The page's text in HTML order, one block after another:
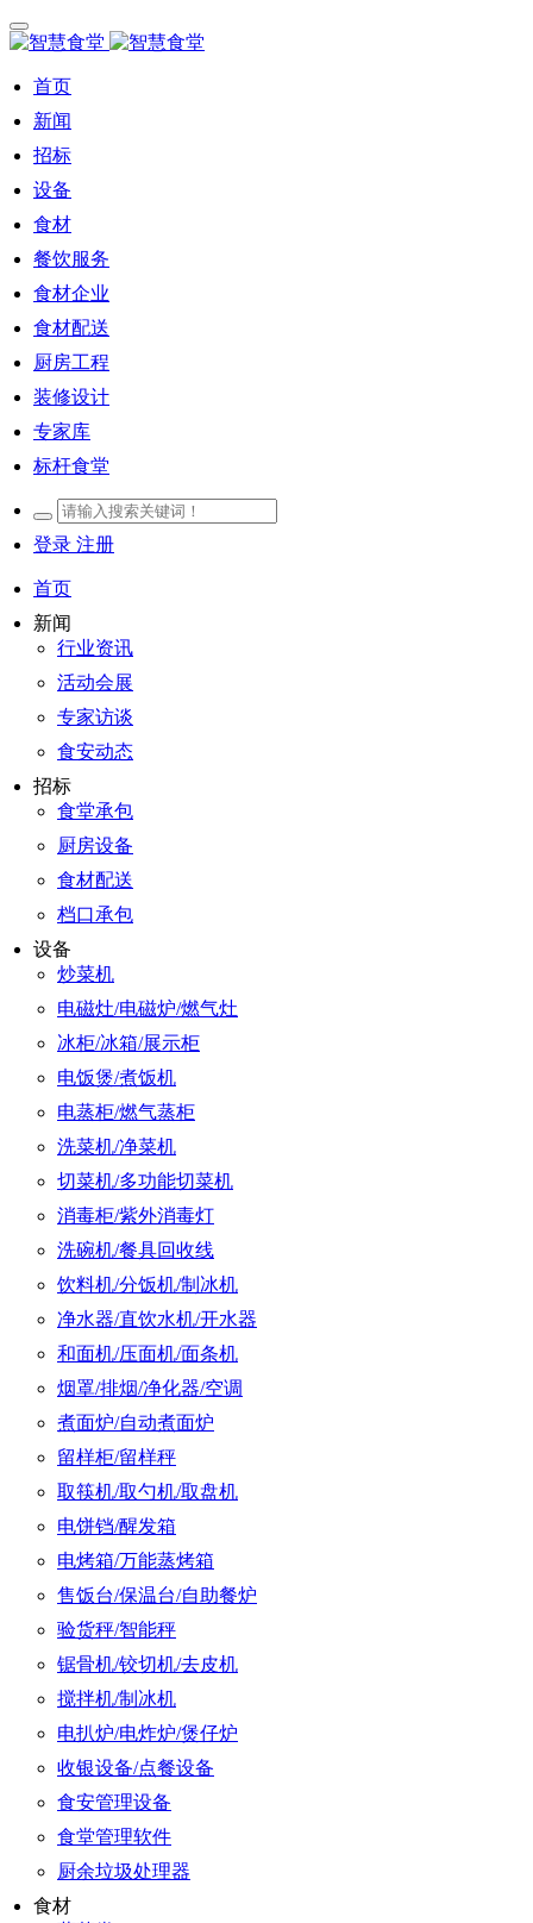
首页
新闻
招标
设备
食材
餐饮服务
食材企业
食材配送
厨房工程
装修设计
专家库
标杆食堂
登录 注册
首页
新闻
行业资讯
活动会展
专家访谈
食安动态
招标
食堂承包
厨房设备
食材配送
档口承包
设备
炒菜机
电磁灶/电磁炉/燃气灶
冰柜/冰箱/展示柜
电饭煲/煮饭机
电蒸柜/燃气蒸柜
洗菜机/净菜机
切菜机/多功能切菜机
消毒柜/紫外消毒灯
洗碗机/餐具回收线
饮料机/分饭机/制冰机
净水器/直饮水机/开水器
和面机/压面机/面条机
烟罩/排烟/净化器/空调
煮面炉/自动煮面炉
留样柜/留样秤
取筷机/取勺机/取盘机
电饼铛/醒发箱
电烤箱/万能蒸烤箱
售饭台/保温台/自助餐炉
验货秤/智能秤
锯骨机/铰切机/去皮机
搅拌机/制冰机
电扒炉/电炸炉/煲仔炉
收银设备/点餐设备
食安管理设备
食堂管理软件
厨余垃圾处理器
食材